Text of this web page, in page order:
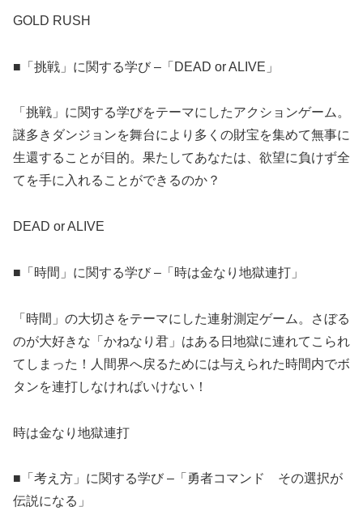
GOLD RUSH
■「挑戦」に関する学び –「DEAD or ALIVE」
「挑戦」に関する学びをテーマにしたアクションゲーム。
謎多きダンジョンを舞台により多くの財宝を集めて無事に
生還することが目的。果たしてあなたは、欲望に負けず全
てを手に入れることができるのか？
DEAD or ALIVE
■「時間」に関する学び –「時は金なり地獄連打」
「時間」の大切さをテーマにした連射測定ゲーム。さぼる
のが大好きな「かねなり君」はある日地獄に連れてこられ
てしまった！人間界へ戻るためには与えられた時間内でボ
タンを連打しなければいけない！
時は金なり地獄連打
■「考え方」に関する学び –「勇者コマンド その選択が
伝説になる」